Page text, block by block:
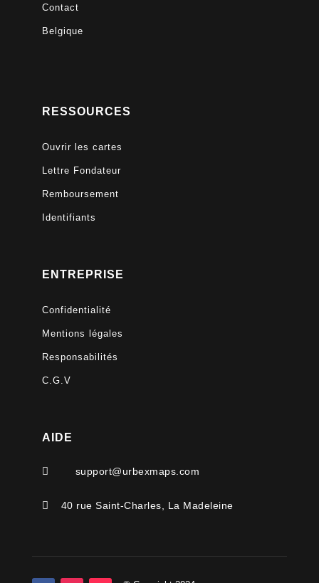
Contact
Belgique
RESSOURCES
Ouvrir les cartes
Lettre Fondateur
Remboursement
Identifiants
ENTREPRISE
Confidentialité
Mentions légales
Responsabilités
C.G.V
AIDE
 support@urbexmaps.com
 40 rue Saint-Charles, La Madeleine